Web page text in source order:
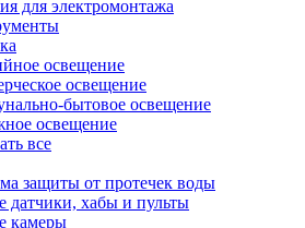
для электромонтажа
освещение
освещение
бытовое освещение
освещение
все
защиты от протечек воды
датчики, хабы и пульты
камеры